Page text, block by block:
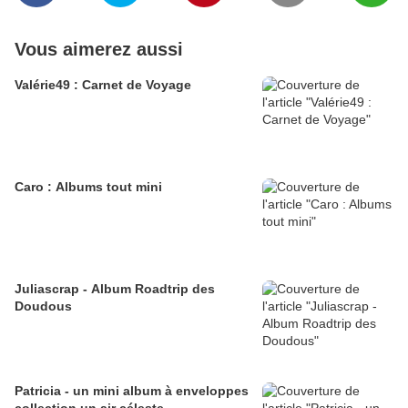
Vous aimerez aussi
Valérie49 : Carnet de Voyage
Caro : Albums tout mini
Juliascrap - Album Roadtrip des
Doudous
Patricia - un mini album à enveloppes